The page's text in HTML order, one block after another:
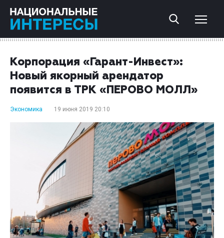
Корпорация «Гарант-Инвест»:
Новый якорный арендатор
появится в ТРК «ПЕРОВО МОЛЛ»
Экономика 19 июня 2019 20:10